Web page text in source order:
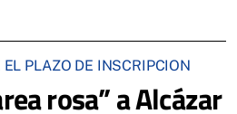
PLAZO DE INSCRIPCION
rosa” a Alcázar